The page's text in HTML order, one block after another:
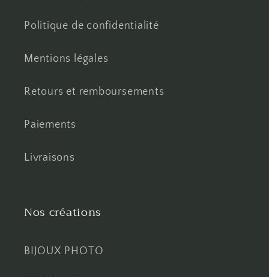
Politique de confidentialité
Mentions légales
Retours et remboursements
Paiements
Livraisons
Nos créations
BIJOUX PHOTO